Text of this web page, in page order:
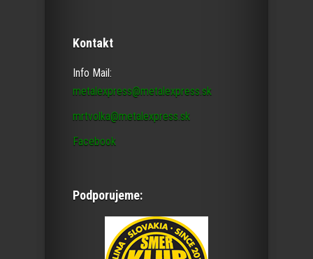
Kontakt
Info Mail:
metalexpress@metalexpress.sk
mrtvolka@metalexpress.sk
Facebook
Podporujeme: